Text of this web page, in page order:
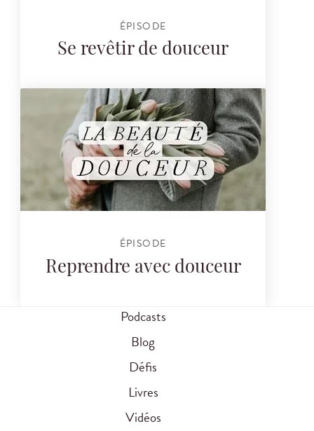
ÉPISODE
Se revêtir de douceur
ÉPISODE
Reprendre avec douceur
Podcasts
Blog
Défis
Livres
Vidéos